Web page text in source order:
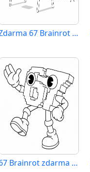
Zdarma 67 Brainrot pro děti
67 Brainrot zdarma tisknutelný